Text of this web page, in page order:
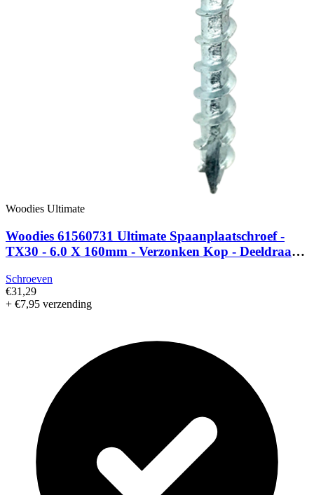
Woodies Ultimate
Woodies 61560731 Ultimate Spaanplaatschroef -
TX30 - 6.0 X 160mm - Verzonken Kop - Deeldraad -
Schroeven
€31,29
+ €7,95 verzending